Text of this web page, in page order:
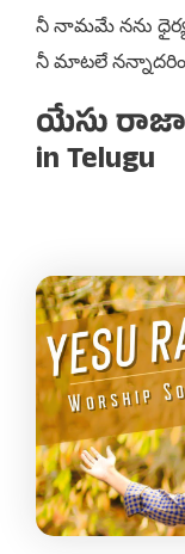
నీ నామమే నను
నీ మాటలే
యేసు రాజా
in Telugu